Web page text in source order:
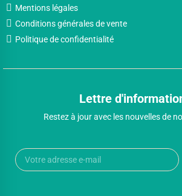
Mentions légales
Conditions générales de vente
Politique de confidentialité
Lettre
Restez à jour avec les nouvelles de